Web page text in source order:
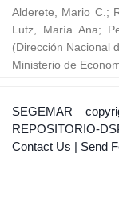
Alderete, Mario C.;
Lutz, María Ana;
(Dirección Nacional
Ministerio de
SEGEMAR
REPOSITORIO-
Contact Us | Send